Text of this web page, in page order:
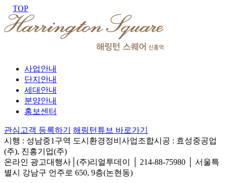
TOP
사업안내
단지안내
세대안내
분양안내
홍보센터
관심고객 등록하기
해링턴튜브 바로가기
시행 : 성남중1구역 도시환경정비사업조합시공 : 효성중공업
(주), 진흥기업(주)
온라인 광고대행사│(주)리얼투데이 │ 214-88-75980 │ 서울특
별시 강남구 언주로 650, 9층(논현동)